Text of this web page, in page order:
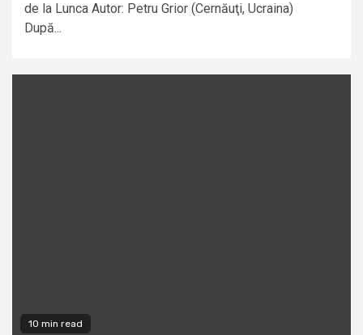
de la Lunca Autor: Petru Grior (Cernăuţi, Ucraina)
După...
10 min read